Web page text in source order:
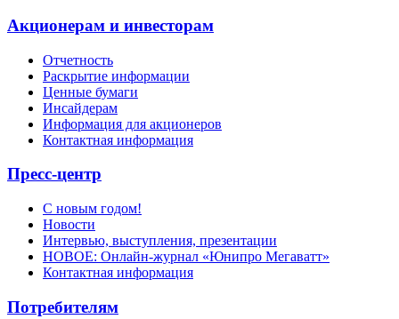
Акционерам и инвесторам
Отчетность
Раскрытие информации
Ценные бумаги
Инсайдерам
Информация для акционеров
Контактная информация
Пресс-центр
С новым годом!
Новости
Интервью, выступления, презентации
НОВОЕ: Онлайн-журнал «Юнипро Мегаватт»
Контактная информация
Потребителям